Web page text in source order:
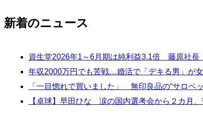
新着のニュース
資生堂2026年1～6月期は純利益3.1倍 藤原社長
年収2000万円でも苦戦…婚活で「デキる男」が
「一目惚れで買いました」 無印良品の“サロペ
【卓球】早田ひな 涙の国内選考会から２カ月